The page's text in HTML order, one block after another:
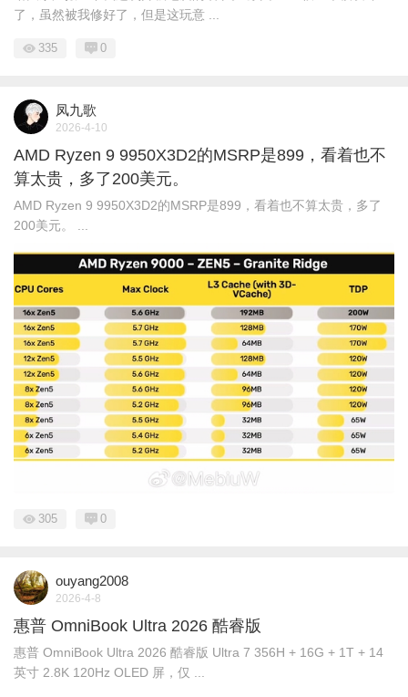
了，虽然被我修好了，但是这玩意 ...
335 0
凤九歌
2026-4-10
AMD Ryzen 9 9950X3D2的MSRP是899，看着也不
算太贵，多了200美元。 ​​​
AMD Ryzen 9 9950X3D2的MSRP是899，看着也不算太贵，多了
200美元。 ​​​ ...
305 0
ouyang2008
2026-4-8
惠普 OmniBook Ultra 2026 酷睿版
惠普 OmniBook Ultra 2026 酷睿版 Ultra 7 356H + 16G + 1T + 14
英寸 2.8K 120Hz OLED 屏，仅 ...